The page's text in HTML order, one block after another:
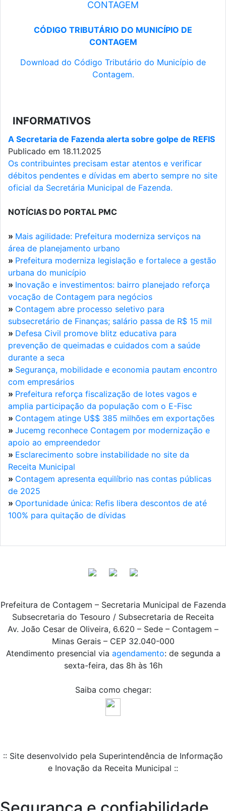
CONTAGEM
CÓDIGO TRIBUTÁRIO DO MUNICÍPIO DE
CONTAGEM
Download do Código Tributário do Município de
Contagem.
INFORMATIVOS
A Secretaria de Fazenda alerta sobre golpe de REFIS
Publicado em 18.11.2025
Os contribuintes precisam estar atentos e verificar
débitos pendentes e dívidas em aberto sempre no site
oficial da Secretária Municipal de Fazenda.
NOTÍCIAS DO PORTAL PMC
» Mais agilidade: Prefeitura moderniza serviços na
área de planejamento urbano
» Prefeitura moderniza legislação e fortalece a gestão
urbana do município
» Inovação e investimentos: bairro planejado reforça
vocação de Contagem para negócios
» Contagem abre processo seletivo para
subsecretário de Finanças; salário passa de R$ 15 mil
» Defesa Civil promove blitz educativa para
prevenção de queimadas e cuidados com a saúde
durante a seca
» Segurança, mobilidade e economia pautam encontro
com empresários
» Prefeitura reforça fiscalização de lotes vagos e
amplia participação da população com o E-Fisc
» Contagem atinge U$$ 385 milhões em exportações
» Jucemg reconhece Contagem por modernização e
apoio ao empreendedor
» Esclarecimento sobre instabilidade no site da
Receita Municipal
» Contagem apresenta equilíbrio nas contas públicas
de 2025
» Oportunidade única: Refis libera descontos de até
100% para quitação de dívidas
Prefeitura de Contagem – Secretaria Municipal de Fazenda
Subsecretaria do Tesouro / Subsecretaria de Receita
Av. João Cesar de Oliveira, 6.620 – Sede – Contagem –
Minas Gerais – CEP 32.040-000
Atendimento presencial via agendamento: de segunda a
sexta-feira, das 8h às 16h
Saiba como chegar:
:: Site desenvolvido pela Superintendência de Informação
e Inovação da Receita Municipal ::